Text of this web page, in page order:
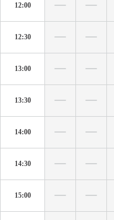
12:00
12:30
13:00
13:30
14:00
14:30
15:00